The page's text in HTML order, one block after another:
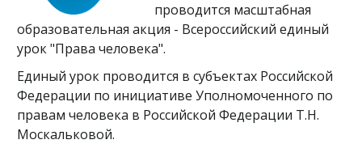
проводится масштабная
образовательная акция - Всероссийский единый
урок "Права человека".
Единый урок проводится в субъектах Российской
Федерации по инициативе Уполномоченного по
правам человека в Российской Федерации Т.Н.
Москальковой.